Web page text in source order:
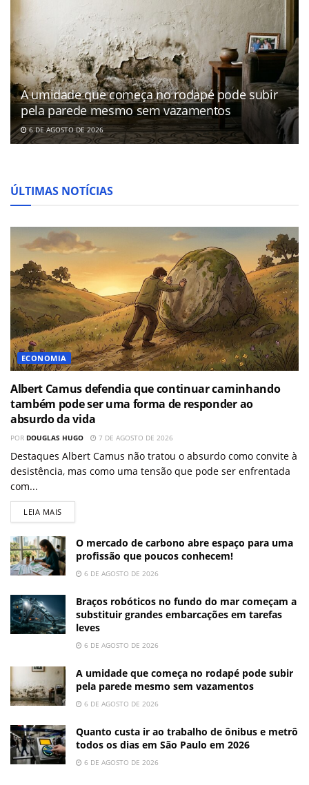
A umidade que começa no rodapé pode subir
pela parede mesmo sem vazamentos
6 DE AGOSTO DE 2026
ÚLTIMAS NOTÍCIAS
ECONOMIA
Albert Camus defendia que continuar caminhando
também pode ser uma forma de responder ao
absurdo da vida
POR DOUGLAS HUGO 7 DE AGOSTO DE 2026
Destaques Albert Camus não tratou o absurdo como convite à
desistência, mas como uma tensão que pode ser enfrentada
com...
LEIA MAIS
O mercado de carbono abre espaço para uma
profissão que poucos conhecem!
6 DE AGOSTO DE 2026
Braços robóticos no fundo do mar começam a
substituir grandes embarcações em tarefas
leves
6 DE AGOSTO DE 2026
A umidade que começa no rodapé pode subir
pela parede mesmo sem vazamentos
6 DE AGOSTO DE 2026
Quanto custa ir ao trabalho de ônibus e metrô
todos os dias em São Paulo em 2026
6 DE AGOSTO DE 2026